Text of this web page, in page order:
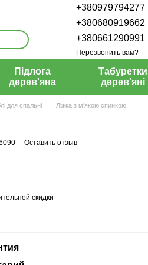
+380979794277
+380680919662
+380661290991
Перезвонить вам?
Підлога
дерев'яна
Табуретки
дерев'яні
для спальні Ліжка з м'якою спинкою
Оставить отзыв
скидки